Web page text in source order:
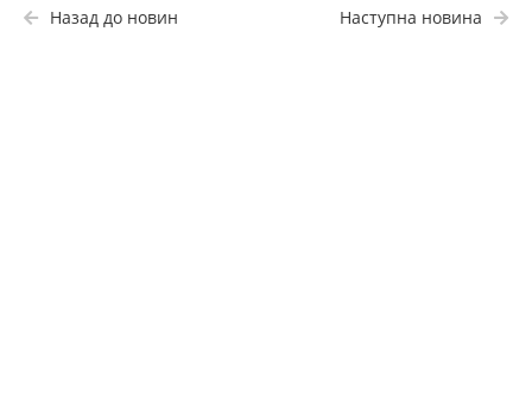
Назад до новин Наступна новина